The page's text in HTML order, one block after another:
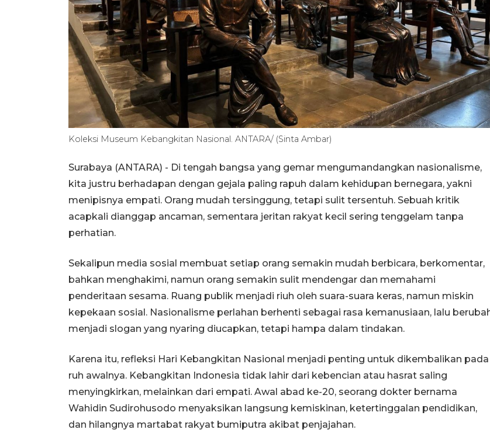
Koleksi Museum Kebangkitan Nasional. ANTARA/ (Sinta Ambar)
Surabaya (ANTARA) - Di tengah bangsa yang gemar mengumandangkan nasionalisme,
kita justru berhadapan dengan gejala paling rapuh dalam kehidupan bernegara, yakni
menipisnya empati. Orang mudah tersinggung, tetapi sulit tersentuh. Sebuah kritik
acapkali dianggap ancaman, sementara jeritan rakyat kecil sering tenggelam tanpa
perhatian.
Sekalipun media sosial membuat setiap orang semakin mudah berbicara, berkomentar,
bahkan menghakimi, namun orang semakin sulit mendengar dan memahami
penderitaan sesama. Ruang publik menjadi riuh oleh suara-suara keras, namun miskin
kepekaan sosial. Nasionalisme perlahan berhenti sebagai rasa kemanusiaan, lalu
menjadi slogan yang nyaring diucapkan, tetapi hampa dalam tindakan.
Karena itu, refleksi Hari Kebangkitan Nasional menjadi penting untuk dikembalikan pada
ruh awalnya. Kebangkitan Indonesia tidak lahir dari kebencian atau hasrat saling
menyingkirkan, melainkan dari empati. Awal abad ke-20, seorang dokter bernama
Wahidin Sudirohusodo menyaksikan langsung kemiskinan, ketertinggalan pendidikan,
dan hilangnya martabat rakyat bumiputra akibat penjajahan.